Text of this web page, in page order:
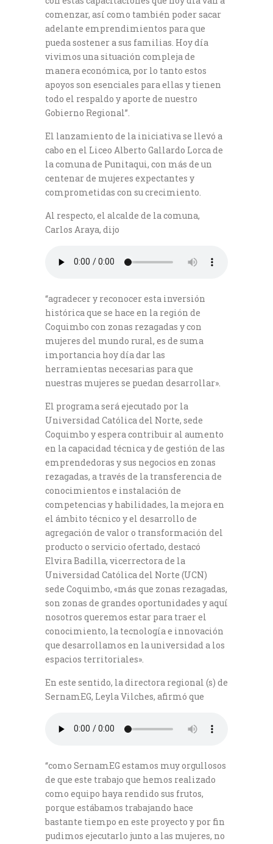
comenzar, así como también poder sacar
adelante emprendimientos para que
pueda sostener a sus familias. Hoy día
vivimos una situación compleja de
manera económica, por lo tanto estos
apoyos son esenciales para ellas y tienen
todo el respaldo y aporte de nuestro
Gobierno Regional”.
El lanzamiento de la iniciativa se llevó a
cabo en el Liceo Alberto Gallardo Lorca de
la comuna de Punitaqui, con más de un
centenar de mujeres expectantes y
comprometidas con su crecimiento.
Al respecto, el alcalde de la comuna,
Carlos Araya, dijo
“agradecer y reconocer esta inversión
histórica que se hace en la región de
Coquimbo con zonas rezagadas y con
mujeres del mundo rural, es de suma
importancia hoy día dar las
herramientas necesarias para que
nuestras mujeres se puedan desarrollar».
El programa será ejecutado por la
Universidad Católica del Norte, sede
Coquimbo y espera contribuir al aumento
en la capacidad técnica y de gestión de las
emprendedoras y sus negocios en zonas
rezagadas, a través de la transferencia de
conocimientos e instalación de
competencias y habilidades, la mejora en
el ámbito técnico y el desarrollo de
agregación de valor o transformación del
producto o servicio ofertado, destacó
Elvira Badilla, vicerrectora de la
Universidad Católica del Norte (UCN)
sede Coquimbo, «más que zonas rezagadas,
son zonas de grandes oportunidades y aquí
nosotros queremos estar para traer el
conocimiento, la tecnología e innovación
que desarrollamos en la universidad a los
espacios territoriales».
En este sentido, la directora regional (s) de
SernamEG, Leyla Vilches, afirmó que
“como SernamEG estamos muy orgullosos
de que este trabajo que hemos realizado
como equipo haya rendido sus frutos,
porque estábamos trabajando hace
bastante tiempo en este proyecto y por fin
pudimos ejecutarlo junto a las mujeres, no